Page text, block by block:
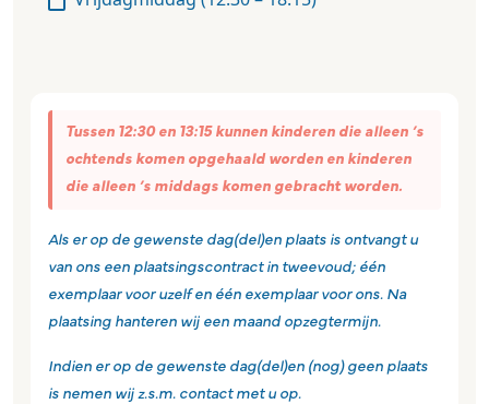
Tussen 12:30 en 13:15 kunnen kinderen die alleen ’s
ochtends komen opgehaald worden en kinderen
die alleen ’s middags komen gebracht worden.
Als er op de gewenste dag(del)en plaats is ontvangt u
van ons een plaatsingscontract in tweevoud; één
exemplaar voor uzelf en één exemplaar voor ons. Na
plaatsing hanteren wij een maand opzegtermijn.
Indien er op de gewenste dag(del)en (nog) geen plaats
is nemen wij z.s.m. contact met u op.